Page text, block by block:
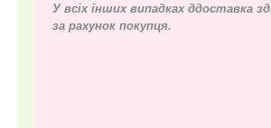
У всіх інших випадках ддоставка
за рахунок покупця.